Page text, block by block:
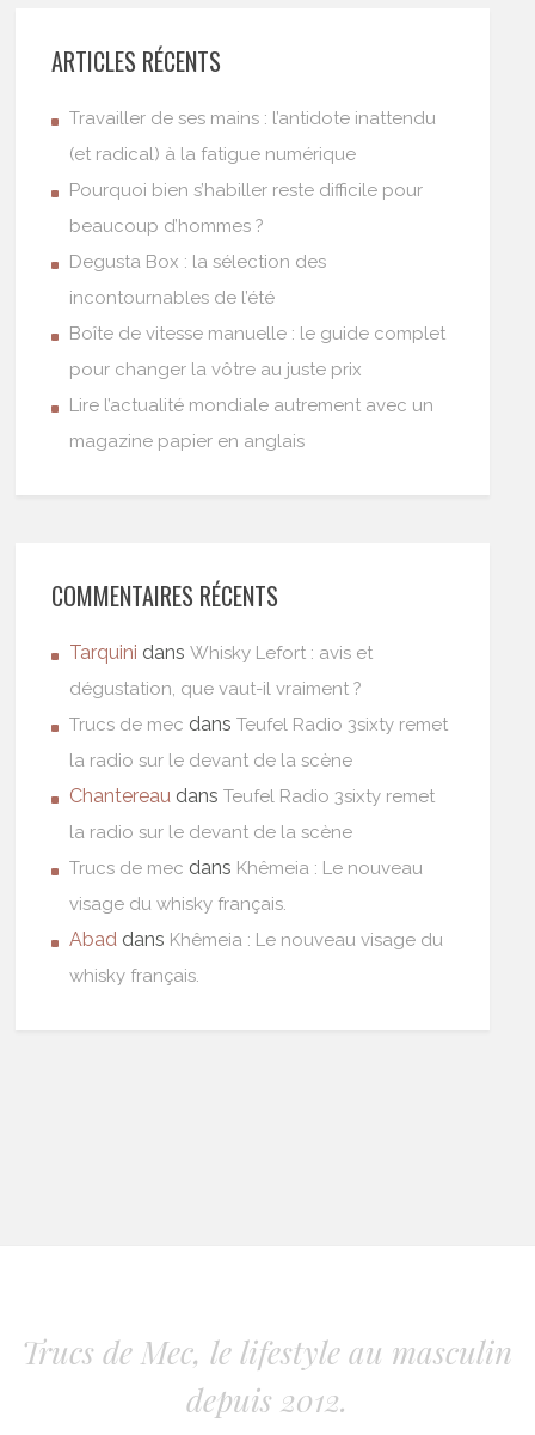
ARTICLES RÉCENTS
Travailler de ses mains : l’antidote inattendu
(et radical) à la fatigue numérique
Pourquoi bien s’habiller reste difficile pour
beaucoup d’hommes ?
Degusta Box : la sélection des
incontournables de l’été
Boîte de vitesse manuelle : le guide complet
pour changer la vôtre au juste prix
Lire l’actualité mondiale autrement avec un
magazine papier en anglais
COMMENTAIRES RÉCENTS
Tarquini dansWhisky Lefort : avis et
dégustation, que vaut-il vraiment ?
Trucs de mec dansTeufel Radio 3sixty remet
la radio sur le devant de la scène
Chantereau dansTeufel Radio 3sixty remet
la radio sur le devant de la scène
Trucs de mec dans Khêmeia : Le nouveau
visage du whisky français.
Abad dans Khêmeia : Le nouveau visage du
whisky français.
Trucs de Mec, le lifestyle au masculin
depuis 2012.